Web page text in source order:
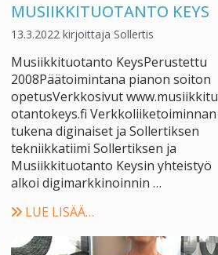
MUSIIKKITUOTANTO KEYS
13.3.2022 kirjoittaja Sollertis
Musiikkituotanto KeysPerustettu
2008Päätoimintana pianon soiton
opetusVerkkosivut www.musiikkitu
otantokeys.fi Verkkoliiketoiminnan
tukena diginaiset ja Sollertiksen
tekniikkatiimi Sollertiksen ja
Musiikkituotanto Keysin yhteistyö
alkoi digimarkkinoinnin …
LUE LISÄÄ…